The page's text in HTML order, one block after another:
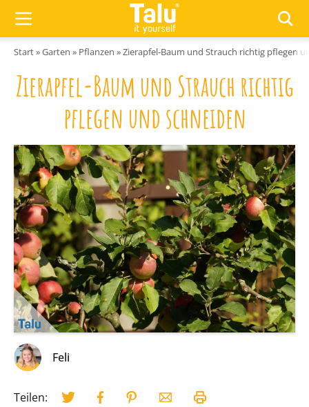
Start»Garten » Pflanzen »Zierapfel-Baum und Strauch richtig pflegen
Zierapfel-Baum und Strauch richtig
pflegen und schneiden
Feli
Teilen: